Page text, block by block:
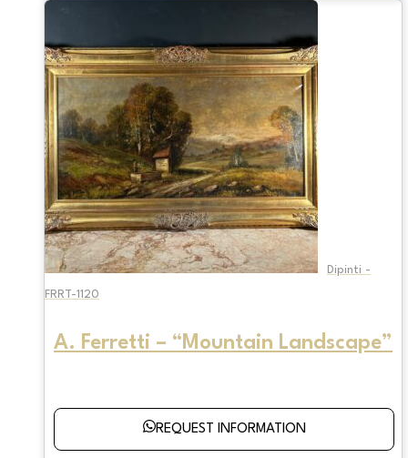
Dipinti -
FRRT-1120
A. Ferretti – “Mountain Landscape”
REQUEST INFORMATION